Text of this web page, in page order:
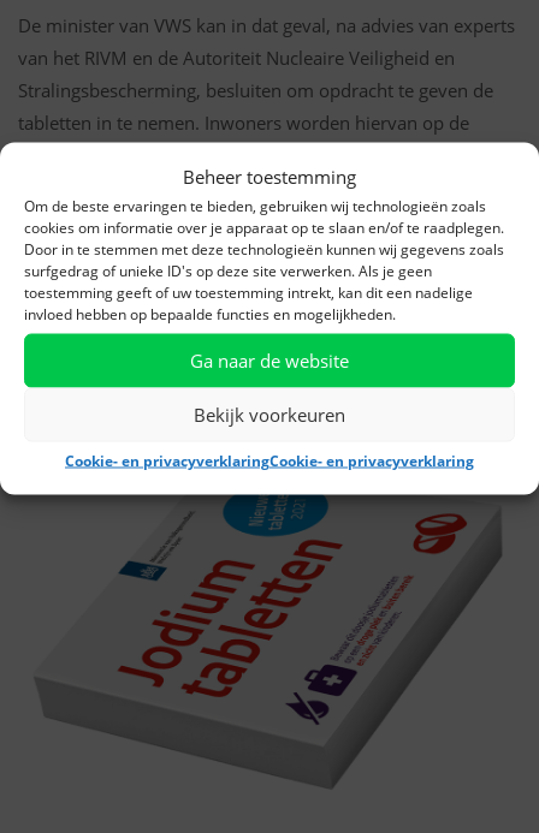
Beheer toestemming
Om de beste ervaringen te bieden, gebruiken wij technologieën zoals
cookies om informatie over je apparaat op te slaan en/of te raadplegen.
Door in te stemmen met deze technologieën kunnen wij gegevens zoals
surfgedrag of unieke ID's op deze site verwerken. Als je geen
toestemming geeft of uw toestemming intrekt, kan dit een nadelige
invloed hebben op bepaalde functies en mogelijkheden.
Ga naar de website
Bekijk voorkeuren
Cookie- en privacyverklaringCookie- en privacyverklaring
De minister van VWS kan in dat geval, na advies van experts
van het RIVM en de Autoriteit Nucleaire Veiligheid en
Stralingsbescherming, besluiten om opdracht te geven de
tabletten in te nemen. Inwoners worden hiervan op de
zoals NL Alert. Als een incident heeft plaatsgevonden, is er
nog voldoende tijd om tot jodiuminname over te gaan.
Meer weten?
Bekijk meer informatie over jodiumtabletten opde website
van de Rijksoverheid.